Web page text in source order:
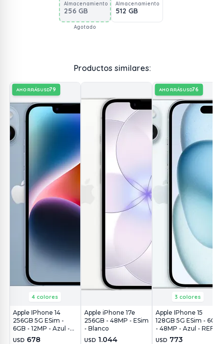
Almacenamiento
256 GB
Agotado
Almacenamiento
512 GB
Productos similares:
AHORRÁSUSD79
4 colores
Apple IPhone 14
256GB 5G ESim -
6GB - 12MP - Azul -
USD 678
Apple iPhone 17e
256GB - 48MP - ESim
- Blanco
USD 1.044
AHORRÁSUSD76
3 colores
Apple IPhone 15
128GB 5G ESim - 6GB
- 48MP - Azul - REF
USD 773